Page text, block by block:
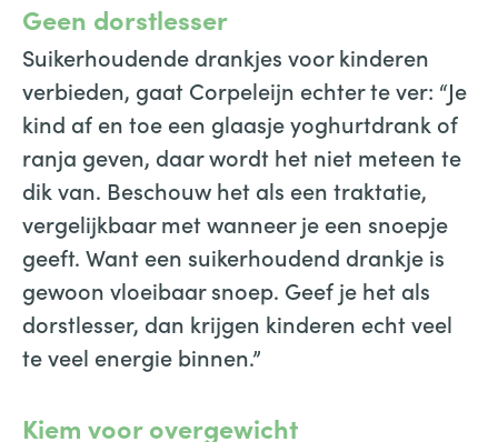
Geen dorstlesser
Suikerhoudende drankjes voor kinderen
verbieden, gaat Corpeleijn echter te ver: “Je
kind af en toe een glaasje yoghurtdrank of
ranja geven, daar wordt het niet meteen te
dik van. Beschouw het als een traktatie,
vergelijkbaar met wanneer je een snoepje
geeft. Want een suikerhoudend drankje is
gewoon vloeibaar snoep. Geef je het als
dorstlesser, dan krijgen kinderen echt veel
te veel energie binnen.”
Kiem voor overgewicht